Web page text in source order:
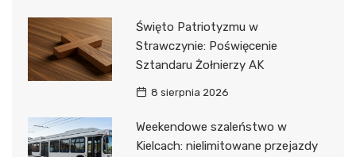
Święto Patriotyzmu w
Strawczynie: Poświęcenie
Sztandaru Żołnierzy AK
8 sierpnia 2026
Weekendowe szaleństwo w
Kielcach: nielimitowane przejazdy